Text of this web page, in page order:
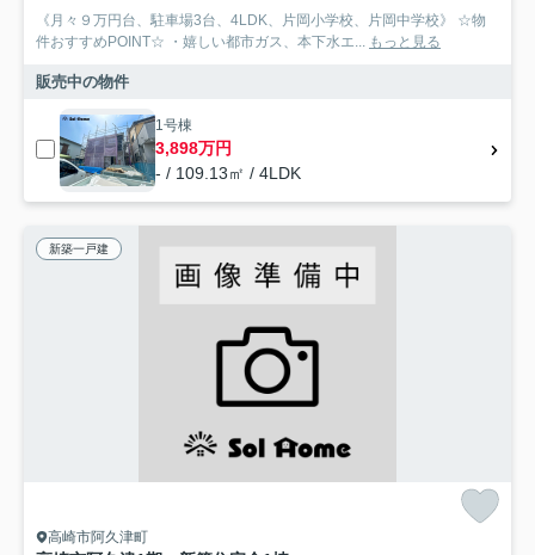
《月々９万円台、駐車場3台、4LDK、片岡小学校、片岡中学校》 ☆物
件おすすめPOINT☆ ・嬉しい都市ガス、本下水エ...
もっと見る
販売中の物件
1号棟
3,898万円
- / 109.13㎡ / 4LDK
新築一戸建
高崎市阿久津町